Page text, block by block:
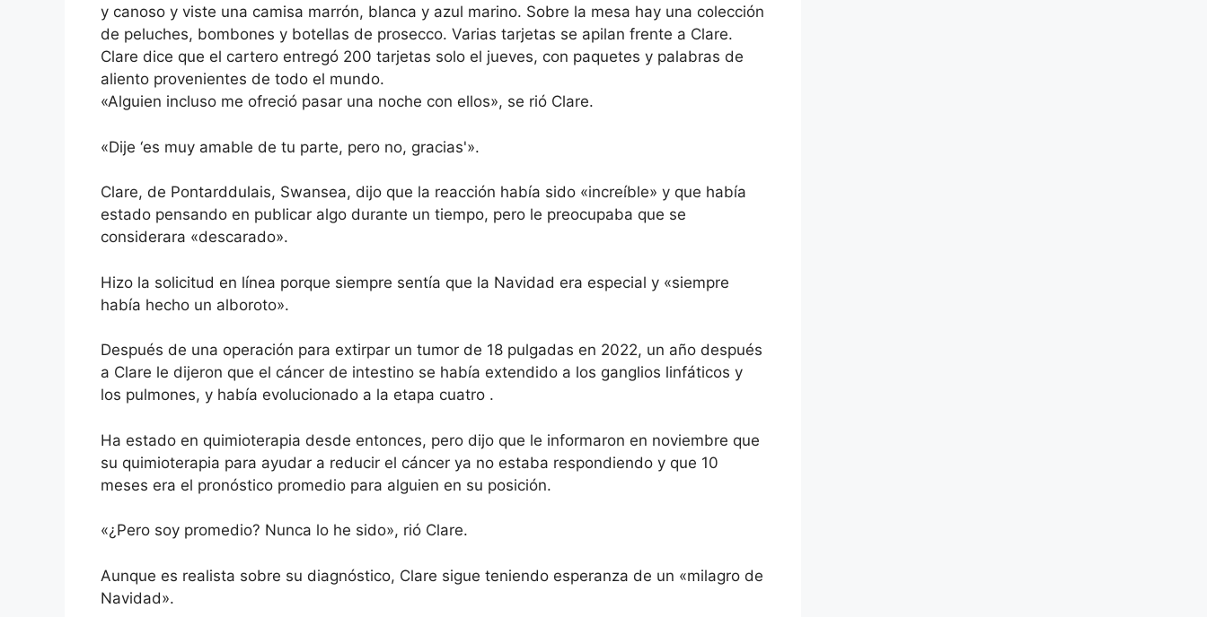
y canoso y viste una camisa marrón, blanca y azul marino. Sobre la mesa hay una colección
de peluches, bombones y botellas de prosecco. Varias tarjetas se apilan frente a Clare.
Clare dice que el cartero entregó 200 tarjetas solo el jueves, con paquetes y palabras de
aliento provenientes de todo el mundo.
«Alguien incluso me ofreció pasar una noche con ellos», se rió Clare.
«Dije ‘es muy amable de tu parte, pero no, gracias'».
Clare, de Pontarddulais, Swansea, dijo que la reacción había sido «increíble» y que había
estado pensando en publicar algo durante un tiempo, pero le preocupaba que se
considerara «descarado».
Hizo la solicitud en línea porque siempre sentía que la Navidad era especial y «siempre
había hecho un alboroto».
Después de una operación para extirpar un tumor de 18 pulgadas en 2022, un año después
a Clare le dijeron que el cáncer de intestino se había extendido a los ganglios linfáticos y
los pulmones, y había evolucionado a la etapa cuatro .
Ha estado en quimioterapia desde entonces, pero dijo que le informaron en noviembre que
su quimioterapia para ayudar a reducir el cáncer ya no estaba respondiendo y que 10
meses era el pronóstico promedio para alguien en su posición.
«¿Pero soy promedio? Nunca lo he sido», rió Clare.
Aunque es realista sobre su diagnóstico, Clare sigue teniendo esperanza de un «milagro de
Navidad».